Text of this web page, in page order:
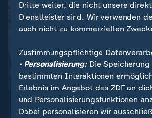
Wetter:
So wird das Wetter
Dritte weiter, die nicht unsere
Dienstleister sind. Wir verwenden
auch nicht zu kommerziellen
Zustimmungspflichtige
• Personalisierung:Die Speicherung
bestimmten Interaktionen
Erlebnis im Angebot des ZDF an
und Personalisierungsfunktionen
Dabei personalisieren wir